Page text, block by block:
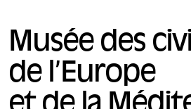
Musée des
de l’Europe